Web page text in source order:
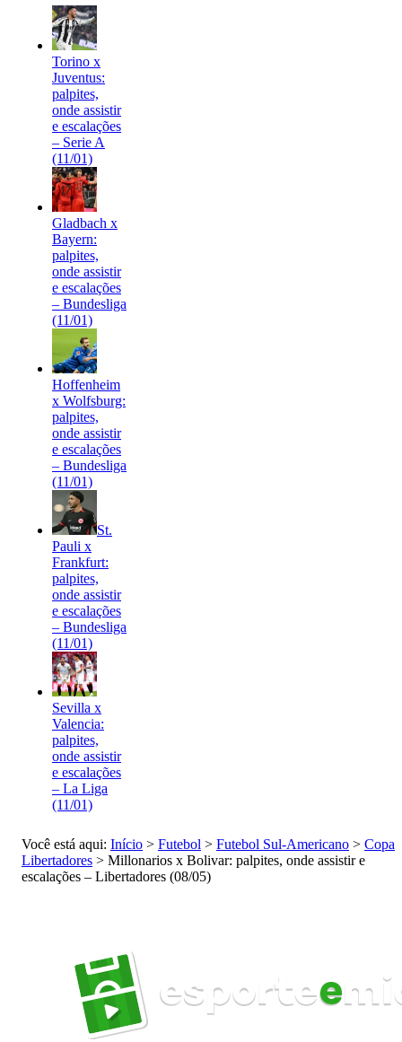
Torino x
Juventus:
palpites,
onde assistir
e escalações
– Serie A
(11/01)
Gladbach x
Bayern:
palpites,
onde assistir
e escalações
– Bundesliga
(11/01)
Hoffenheim
x Wolfsburg:
palpites,
onde assistir
e escalações
– Bundesliga
(11/01)
St.
Pauli x
Frankfurt:
palpites,
onde assistir
e escalações
– Bundesliga
(11/01)
Sevilla x
Valencia:
palpites,
onde assistir
e escalações
– La Liga
(11/01)
Você está aqui: Início > Futebol > Futebol Sul-Americano > Copa
Libertadores > Millonarios x Bolivar: palpites, onde assistir e
escalações – Libertadores (08/05)